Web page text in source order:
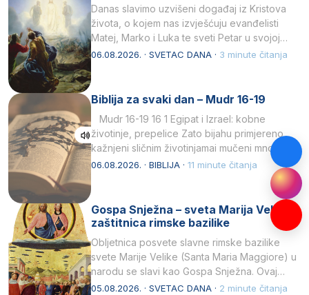
Danas slavimo uzvišeni događaj iz Kristova
života, o kojem nas izvješćuju evanđelisti
Matej, Marko i Luka te sveti Petar u svojoj
drugoj…
06.08.2026. · SVETAC DANA · 3 minute čitanja
Biblija za svaki dan – Mudr 16-19
Mudr 16-19 16 1 Egipat i Izrael: kobne
životinje, prepelice Zato bijahu primjereno
kažnjeni sličnim životinjamai mučeni mnoštvom
kukaca.2 A narod…
06.08.2026. · BIBLIJA · 11 minute čitanja
Gospa Snježna – sveta Marija Velika,
zaštitnica rimske bazilike
Obljetnica posvete slavne rimske bazilike
svete Marije Velike (Santa Maria Maggiore) u
narodu se slavi kao Gospa Snježna. Ovaj
naziv, Sancta Maria…
05.08.2026. · SVETAC DANA · 2 minute čitanja